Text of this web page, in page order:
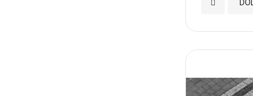
Ulubionych